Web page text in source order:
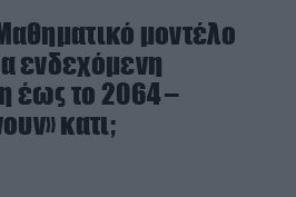
μοντέλο
ενδεχόμενη
έως το 2064 –
κατι;